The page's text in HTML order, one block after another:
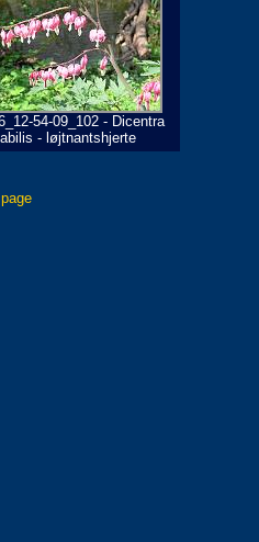
54-09_102 - Dicentra
- løjtnantshjerte